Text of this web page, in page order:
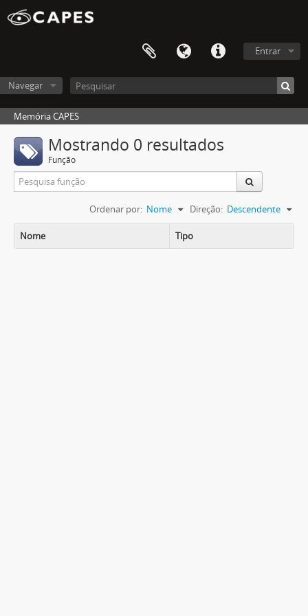
Entrar
Navegar
Memória CAPES
Mostrando 0 resultados
Função
Ordenar por: Nome Direção: Descendente
Nome Tipo